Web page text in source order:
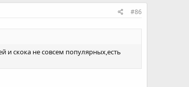
#86
и скока не совсем популярных,есть